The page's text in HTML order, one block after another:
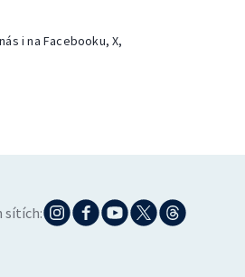
i na Facebooku, X,
sítích: